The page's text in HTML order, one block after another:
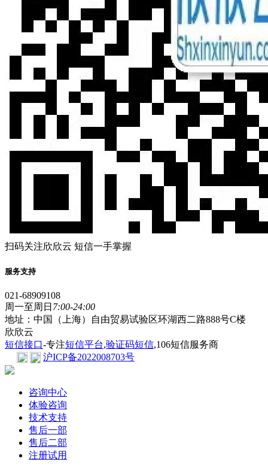
扫码关注欣欣云 短信一手掌握
服务支持
021-68909108
周一至周日 7:00-24:00
地址：中国（上海）自由贸易试验区环湖西二路888号C楼
欣欣云
短信接口-专注短信平台,验证码短信,106短信服务商
沪ICP备2022008703号
咨询中心
体验咨询
技术支持
售后一部
售后二部
注册试用